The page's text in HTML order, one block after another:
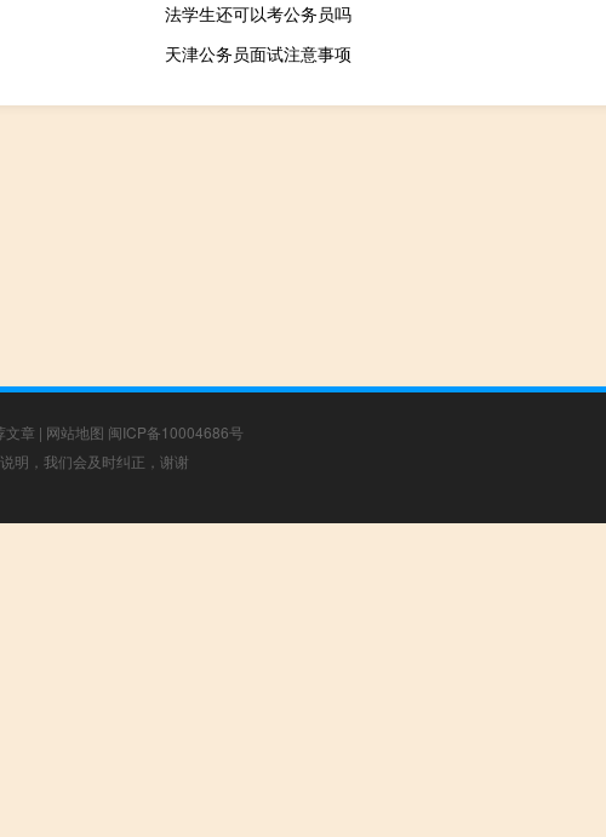
法学生还可以考公务员吗
天津公务员面试注意事项
文章 | 网站地图 闽ICP备10004686号
明，我们会及时纠正，谢谢